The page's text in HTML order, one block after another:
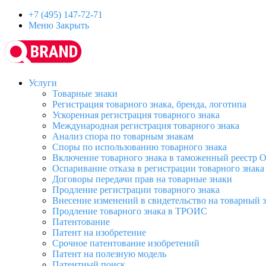
+7 (495) 147-72-71
Меню Закрыть
Услуги
Товарные знаки
Регистрация товарного знака, бренда, логотипа
Ускоренная регистрация товарного знака
Международная регистрация товарного знака
Анализ спора по товарным знакам
Споры по использованию товарного знака
Включение товарного знака в таможенный реестр
Оспаривание отказа в регистрации товарного знака
Договоры передачи прав на товарные знаки
Продление регистрации товарного знака
Внесение изменений в свидетельство на товарный
Продление товарного знака в ТРОИС
Патентование
Патент на изобретение
Срочное патентование изобретений
Патент на полезную модель